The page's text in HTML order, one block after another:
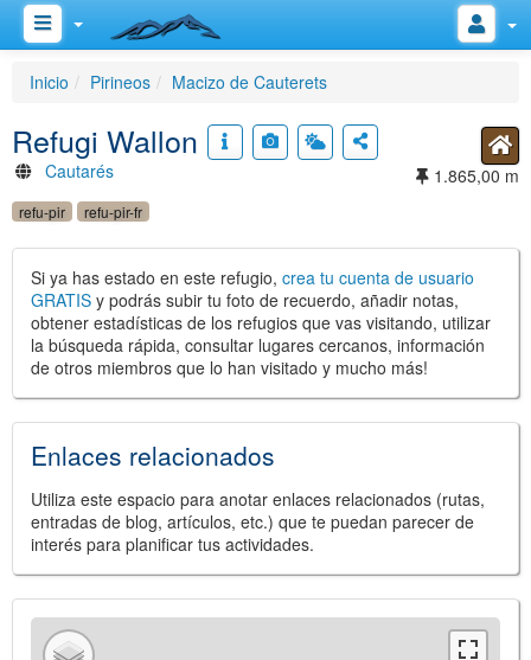
Inicio Pirineos Macizo de Cauterets
Refugi Wallon
Cautarés 1.865,00 m
refu-pir refu-pir-fr
Si ya has estado en este refugio, crea tu cuenta de usuario
GRATIS y podrás subir tu foto de recuerdo, añadir notas,
obtener estadísticas de los refugios que vas visitando, utilizar
la búsqueda rápida, consultar lugares cercanos, información
de otros miembros que lo han visitado y mucho más!
Enlaces relacionados
Utiliza este espacio para anotar enlaces relacionados (rutas,
entradas de blog, artículos, etc.) que te puedan parecer de
interés para planificar tus actividades.